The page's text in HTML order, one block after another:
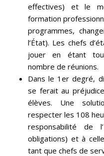
effectives) et le
formation
programmes,
l’État). Les chefs
jouer en étant
nombre de réunions.
Dans le 1er degré,
se ferait au
élèves. Une
respecter les 108
responsabilité de
obligations) et à
tant que chefs de